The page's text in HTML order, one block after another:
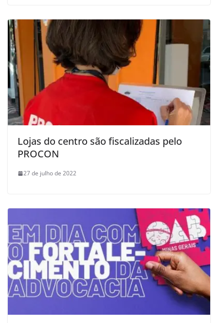
Lojas do centro são fiscalizadas pelo
PROCON
27 de julho de 2022